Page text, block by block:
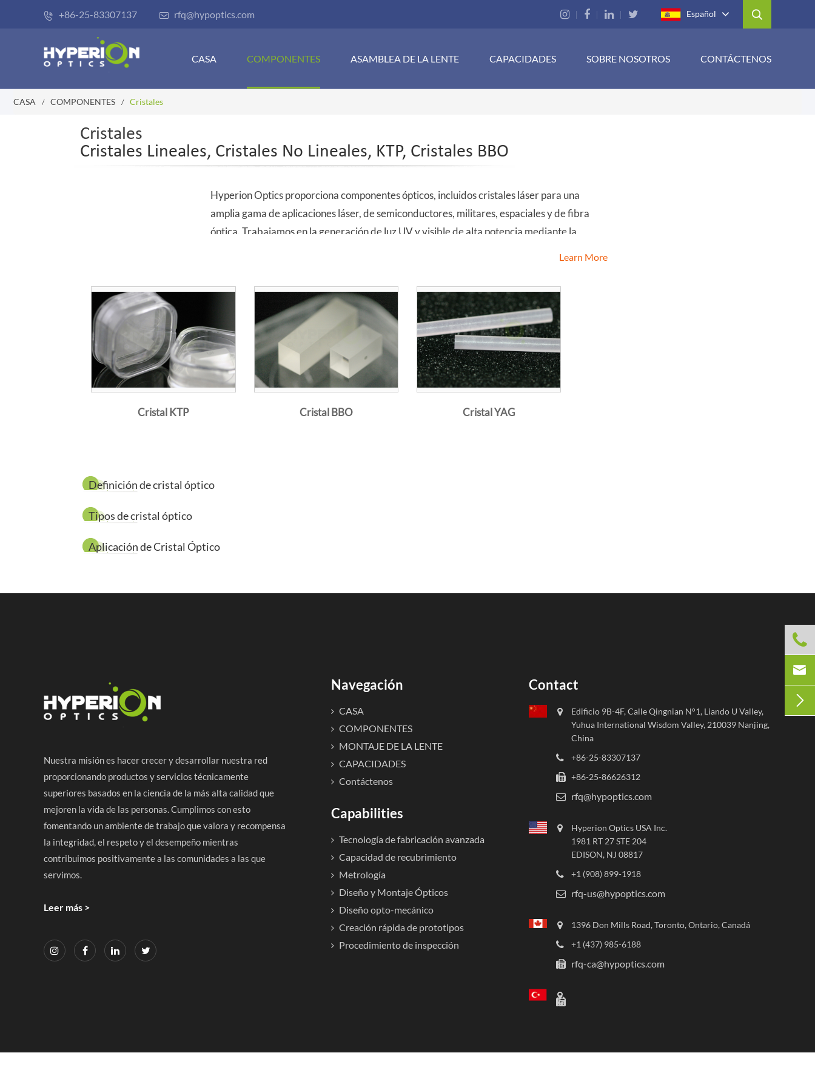
 +86-25-83307137  rfq@hypoptics.com Español
CASA COMPONENTES ASAMBLEA DE LA LENTE CAPACIDADES SOBRE NOSOTROS CONTÁCTENOS
CASA COMPONENTES Cristales
Cristales
Cristales Lineales, Cristales No Lineales, KTP, Cristales BBO
Hyperion Optics proporciona componentes ópticos, incluidos cristales láser para una
amplia gama de aplicaciones láser, de semiconductores, militares, espaciales y de fibra
óptica. Trabajamos en la generación de luz UV y visible de alta potencia mediante la
Nuestra solución de cristales incluye BBO, BIBO, KTP, anti gray tracking KTP, LiNbO3,
Nd YAG crystal and wafer y mucho más. Con precisión de 1/10 lambda, opciones con o sin
recubrimiento, precios competitivos.
Elcristal KTP
se utiliza principalmente como cristales no lineales para duplicar la
frecuencia del cristal Nd:YAG de estado sólido o el cristal Nd:YVO4 láser, ya que tiene
grandes coeficientes ópticos no lineales, amplio ancho de banda angular y pequeño ángulo
electroópticas.
Temperatura amplia y ancho de banda espectral
Learn More
Cristal KTP Cristal BBO Cristal YAG
Definición de cristal óptico
Tipos de cristal óptico
Aplicación de Cristal Óptico
Nuestra misión es hacer crecer y desarrollar nuestra red
proporcionando productos y servicios técnicamente
superiores basados en la ciencia de la más alta calidad que
mejoren la vida de las personas. Cumplimos con esto
fomentando un ambiente de trabajo que valora y recompensa
la integridad, el respeto y el desempeño mientras
contribuimos positivamente a las comunidades a las que
servimos.
Leer más >
Navegación
CASA
COMPONENTES
MONTAJE DE LA LENTE
CAPACIDADES
Contáctenos
Capabilities
Tecnología de fabricación avanzada
Capacidad de recubrimiento
Metrología
Diseño y Montaje Ópticos
Diseño opto-mecánico
Creación rápida de prototipos
Procedimiento de inspección
Contact
Edificio 9B-4F, Calle Qingnian N°1, Liando U Valley,
Yuhua International Wisdom Valley, 210039 Nanjing,
China
+86-25-83307137
+86-25-86626312
rfq@hypoptics.com
Hyperion Optics USA Inc.
1981 RT 27 STE 204
EDISON, NJ 08817
+1 (908) 899-1918
rfq-us@hypoptics.com
1396 Don Mills Road, Toronto, Ontario, Canadá
+1 (437) 985-6188
rfq-ca@hypoptics.com


